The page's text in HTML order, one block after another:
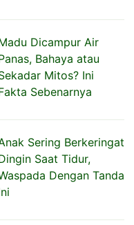
Dicampur Air
Bahaya atau
Mitos? Ini
Sebenarnya
Sering Berkeringat
Saat Tidur,
Dengan Tanda